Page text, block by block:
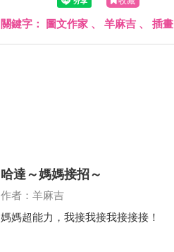
關鍵字： 圖文作家 、 羊麻吉 、 插畫
哈達～媽媽接招～
作者：羊麻吉
媽媽超能力，我接我接我接接接！